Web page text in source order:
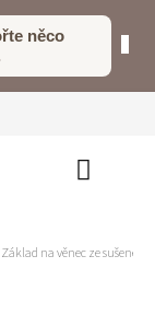
něco
Základ na věnec ze sušené